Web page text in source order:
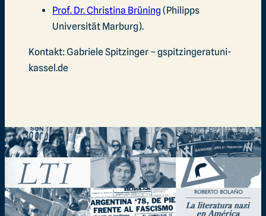
Prof. Dr. Christina Brüning (Philipps
Universität Marburg).
Kontakt: Gabriele Spitzinger – gspitzingeratuni-
kassel.de